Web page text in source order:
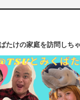
】を必ずご一読くださ
たけの家庭を訪問しち